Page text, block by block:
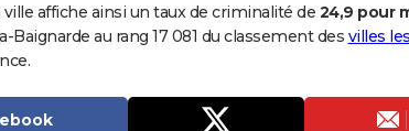
ville affiche ainsi un taux de criminalité de 24,9 pour
Baignarde au rang 17 081 du classement des villes